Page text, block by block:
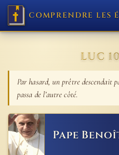
COMPRENDRE LES
LUC
Par hasard, un prêtre descendait
passa de l’autre côté.
Pape